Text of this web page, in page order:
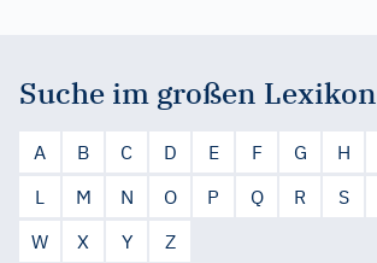
Suche im großen Lexikon
A B C D E F G H
L
M N O P Q R S
W
X Y Z